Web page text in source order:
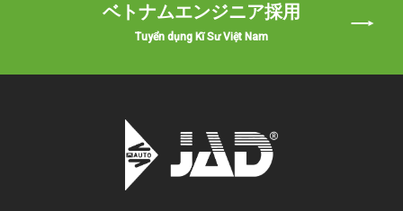
ベトナムエンジニア採用
Tuyển dụng Kĩ Sư Việt Nam